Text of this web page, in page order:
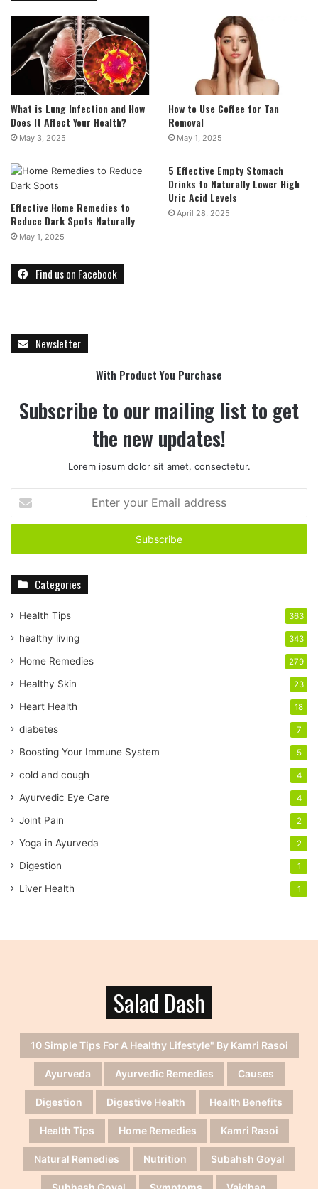
What is Lung Infection and How
Does It Affect Your Health?
May 3, 2025
How to Use Coffee for Tan
Removal
May 1, 2025
Effective Home Remedies to
Reduce Dark Spots Naturally
May 1, 2025
5 Effective Empty Stomach
Drinks to Naturally Lower High
Uric Acid Levels
April 28, 2025
Find us on Facebook
Newsletter
With Product You Purchase
Subscribe to our mailing list to get
the new updates!
Lorem ipsum dolor sit amet, consectetur.
t
r
r
m
a
l
a
d
r
s
s
Categories
Health Tips 363
healthy living 343
Home Remedies 279
Healthy Skin 23
Heart Health 18
diabetes 7
Boosting Your Immune System 5
cold and cough 4
Ayurvedic Eye Care 4
Joint Pain 2
Yoga in Ayurveda 2
Digestion 1
Liver Health 1
Salad Dash
10 Simple Tips For A Healthy Lifestyle" By Kamri Rasoi
Ayurveda Ayurvedic Remedies Causes
Digestion Digestive Health Health Benefits
Health Tips Home Remedies Kamri Rasoi
Natural Remedies Nutrition Subahsh Goyal